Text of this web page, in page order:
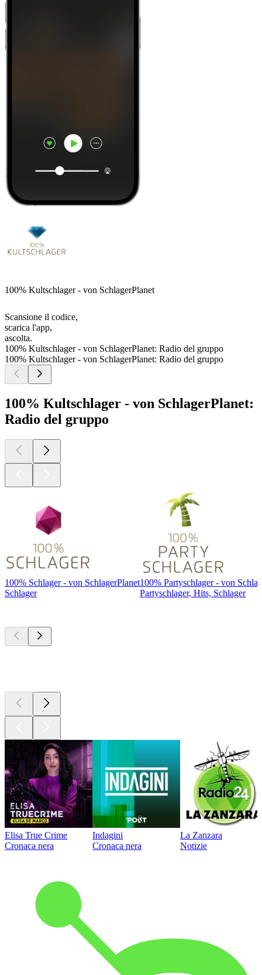
100% Kultschlager - von SchlagerPlanet
Scansione il codice,
scarica l'app,
ascolta.
100% Kultschlager - von SchlagerPlanet: Radio del gruppo
100% Kultschlager - von SchlagerPlanet: Radio del gruppo
100% Kultschlager - von SchlagerPlanet:
Radio del gruppo
100% Schlager - von SchlagerPlanet
Schlager
100% Partyschlager - von
Partyschlager, Hits, Schlager
Elisa True Crime
Cronaca nera
Indagini
Cronaca nera
La Zanzara
Notizie